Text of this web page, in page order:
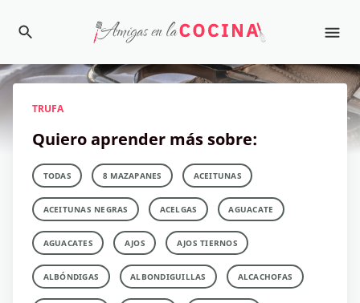
TRUFA
Quiero aprender más sobre:
TODAS 8 MAZAPANES ACEITUNAS
ACEITUNAS NEGRAS ACELGAS AGUACATE
AGUACATES AJOS AJOS TIERNOS
ALBÓNDIGAS ALBONDIGUILLAS ALCACHOFAS